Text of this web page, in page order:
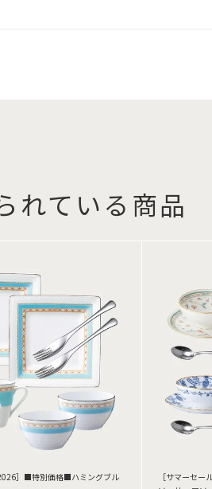
れている商品
2026］■特別価格■ハミングブル
［サマーセ